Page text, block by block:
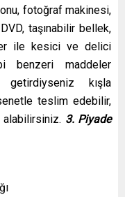
fotoğraf makinesi,
taşınabilir bellek,
ile kesici ve delici
benzeri maddeler
kışla
teslim edebilir,
alabilirsiniz. 3. Piyade